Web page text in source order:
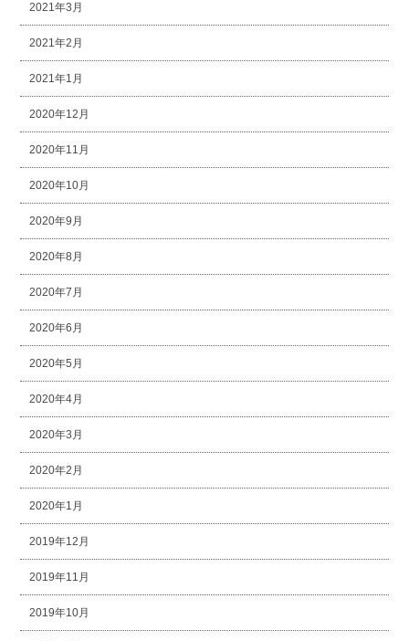
2021年3月
2021年2月
2021年1月
2020年12月
2020年11月
2020年10月
2020年9月
2020年8月
2020年7月
2020年6月
2020年5月
2020年4月
2020年3月
2020年2月
2020年1月
2019年12月
2019年11月
2019年10月